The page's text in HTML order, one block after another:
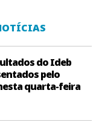
do Ideb
pelo
quarta-feira